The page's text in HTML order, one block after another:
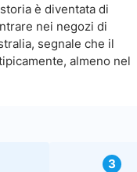
è diventata di
nei negozi di
segnale che il
almeno nel
3